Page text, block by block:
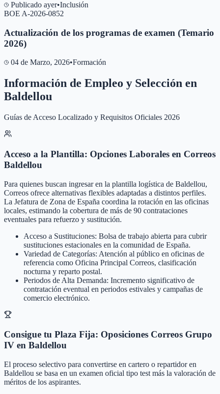
Publicado ayer•Inclusión
BOE A-2026-0852
Actualización de los programas de examen (Temario
2026)
04 de Marzo, 2026•Formación
Información de Empleo y Selección en
Baldellou
Guías de Acceso Localizado y Requisitos Oficiales 2026
Acceso a la Plantilla: Opciones Laborales en Correos
Baldellou
Para quienes buscan ingresar en la plantilla logística de Baldellou,
Correos ofrece alternativas flexibles adaptadas a distintos perfiles.
La Jefatura de Zona de España coordina la rotación en las oficinas
locales, estimando la cobertura de más de 90 contrataciones
eventuales para refuerzo y sustitución.
Acceso a Sustituciones: Bolsa de trabajo abierta para cubrir
sustituciones estacionales en la comunidad de España.
Variedad de Categorías: Atención al público en oficinas de
referencia como Oficina Principal Correos, clasificación
nocturna y reparto postal.
Periodos de Alta Demanda: Incremento significativo de
contratación eventual en periodos estivales y campañas de
comercio electrónico.
Consigue tu Plaza Fija: Oposiciones Correos Grupo
IV en Baldellou
El proceso selectivo para convertirse en cartero o repartidor en
Baldellou se basa en un examen oficial tipo test más la valoración de
méritos de los aspirantes.